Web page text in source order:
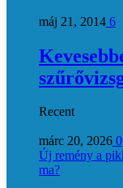
máj 21, 2014 6
Recent
márc 20, 2026 0
Új remény a
ma?